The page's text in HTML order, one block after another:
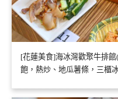
[花蓮美食]海冰灣歡聚牛排
飽，熱炒、地瓜薯條，三櫃